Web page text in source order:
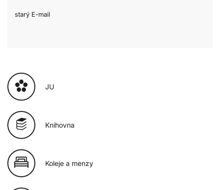
starý E-mail
JU
Knihovna
Koleje a menzy